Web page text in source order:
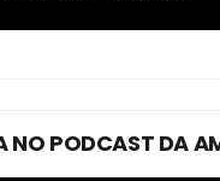
NO PODCAST DA